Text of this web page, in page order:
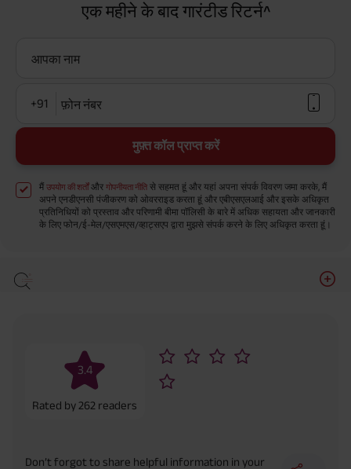
एक महीने के बाद गारंटीड रिटर्न^
आपका नाम
+91 फ़ोन नंबर
मुफ़्त कॉल प्राप्त करें
मैं उपयोग की शर्तोंऔर गोपनीयता नीति से सहमत हूं और यहां अपना संपर्क विवरण जमा करके, मैं
अपने एनडीएनसी पंजीकरण को ओवरराइड करता हूं और एबीएसएलआई और इसके अधिकृत
प्रतिनिधियों को प्रस्ताव और परिणामी बीमा पॉलिसी के बारे में अधिक सहायता और जानकारी
के लिए फोन/ई-मेल/एसएमएस/व्हाट्सएप द्वारा मुझसे संपर्क करने के लिए अधिकृत करता हूं।
3.4
Rated by 262 readers
Don’t forgot to share helpful information in your